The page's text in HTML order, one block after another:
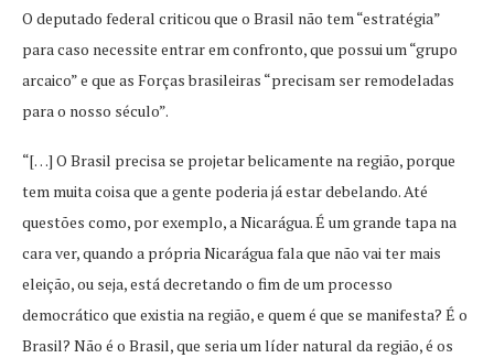
O deputado federal criticou que o Brasil não tem “estratégia”
para caso necessite entrar em confronto, que possui um “grupo
arcaico” e que as Forças brasileiras “precisam ser remodeladas
para o nosso século”.
“[…] O Brasil precisa se projetar belicamente na região, porque
tem muita coisa que a gente poderia já estar debelando. Até
questões como, por exemplo, a Nicarágua. É um grande tapa na
cara ver, quando a própria Nicarágua fala que não vai ter mais
eleição, ou seja, está decretando o fim de um processo
democrático que existia na região, e quem é que se manifesta? É o
Brasil? Não é o Brasil, que seria um líder natural da região, é os